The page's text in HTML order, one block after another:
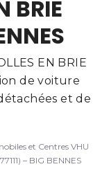
BRIE
EN BRIE
de voiture
et de
et Centres VHU
– BIG BENNES